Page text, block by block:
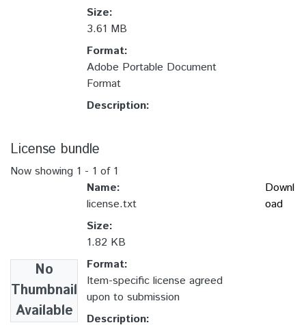
Size:
3.61 MB
Format:
Adobe Portable Document
Format
Description:
License bundle
Now showing 1 - 1 of 1
No
Thumbnail
Available
Name:
license.txt
Size:
1.82 KB
Format:
Item-specific license agreed
upon to submission
Description:
Downl
oad